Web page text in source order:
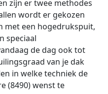
zijn er twee methodes
wordt er gekozen
met een hogedrukspuit,
speciaal
de dag ook tot
van je dak
in welke techniek de
(8490) wenst te